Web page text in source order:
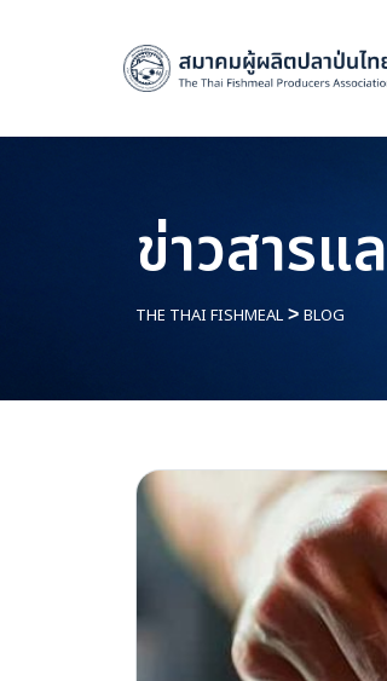
ข่าวสารแ
THE THAI FISHMEAL > BLOG